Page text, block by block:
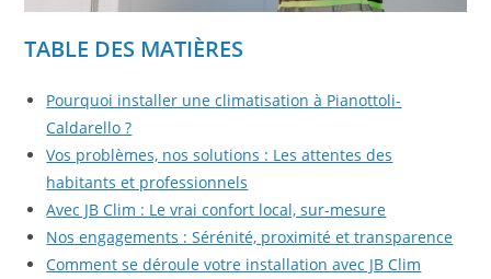
TABLE DES MATIÈRES
Pourquoi installer une climatisation à Pianottoli-
Caldarello ?
Vos problèmes, nos solutions : Les attentes des
habitants et professionnels
Avec JB Clim : Le vrai confort local, sur-mesure
Nos engagements : Sérénité, proximité et transparence
Comment se déroule votre installation avec JB Clim